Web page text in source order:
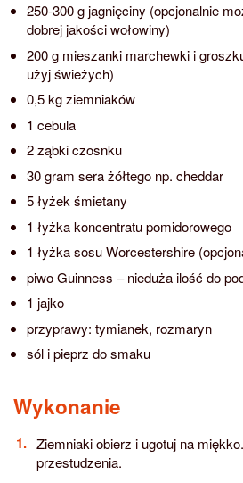
250-300 g jagnięciny (opcjonalnie
dobrej jakości wołowiny)
200 g mieszanki marchewki i
użyj świeżych)
0,5 kg ziemniaków
1 cebula
2 ząbki czosnku
30 gram sera żółtego np. cheddar
5 łyżek śmietany
1 łyżka koncentratu pomidorowego
1 łyżka sosu Worcestershire
piwo Guinness – nieduża ilość do
1 jajko
przyprawy: tymianek, rozmaryn
sól i pieprz do smaku
Wykonanie
Ziemniaki obierz i ugotuj na
przestudzenia.